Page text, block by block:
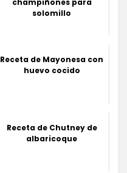
champiñones para
solomillo
Receta de Mayonesa con
huevo cocido
Receta de Chutney de
albaricoque